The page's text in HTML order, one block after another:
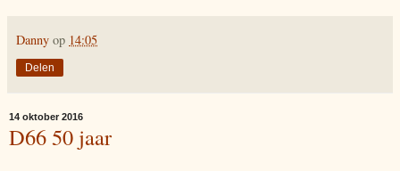
Danny op 14:05
Delen
14 oktober 2016
D66 50 jaar